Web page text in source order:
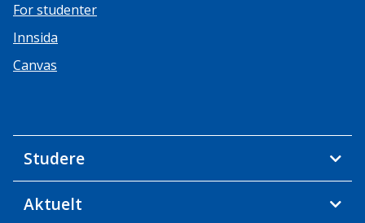
For studenter
Innsida
Canvas
Studere
Aktuelt